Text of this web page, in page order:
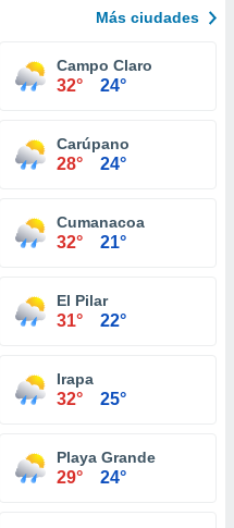
Más ciudades
Campo Claro
32° 24°
Carúpano
28° 24°
Cumanacoa
32° 21°
El Pilar
31° 22°
Irapa
32° 25°
Playa Grande
29° 24°